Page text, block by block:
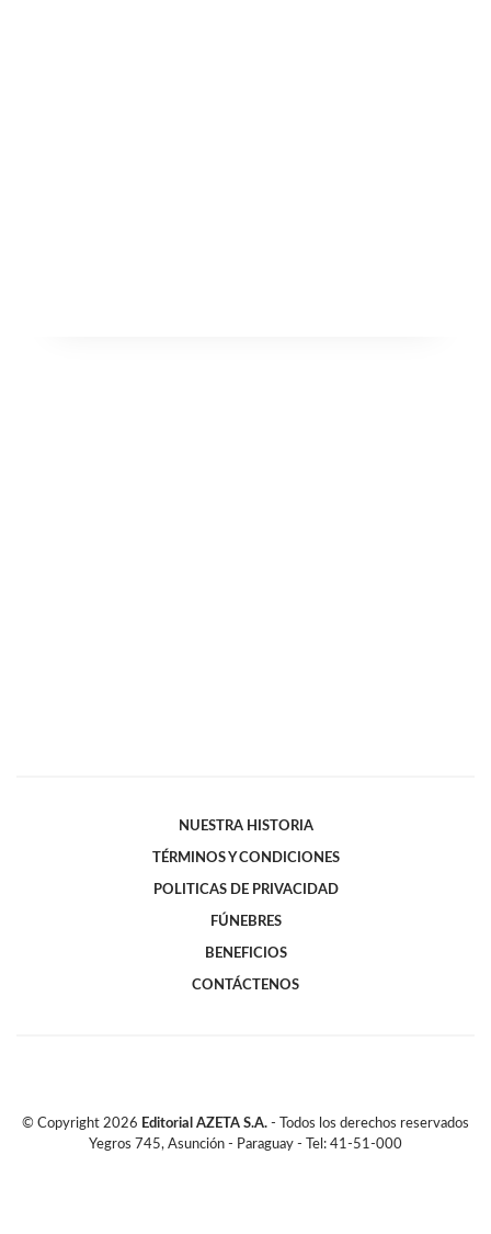
NUESTRA HISTORIA
TÉRMINOS Y CONDICIONES
POLITICAS DE PRIVACIDAD
FÚNEBRES
BENEFICIOS
CONTÁCTENOS
© Copyright 2026 Editorial AZETA S.A. - Todos los derechos reservados
Yegros 745, Asunción - Paraguay - Tel: 41-51-000